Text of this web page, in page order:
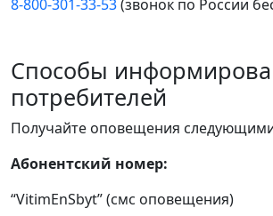
8-800-301-33-53(звонок по России
Способы
потребителей
Получайте оповещения
Абонентский номер:
“VitimEnSbyt” (смс оповещения)